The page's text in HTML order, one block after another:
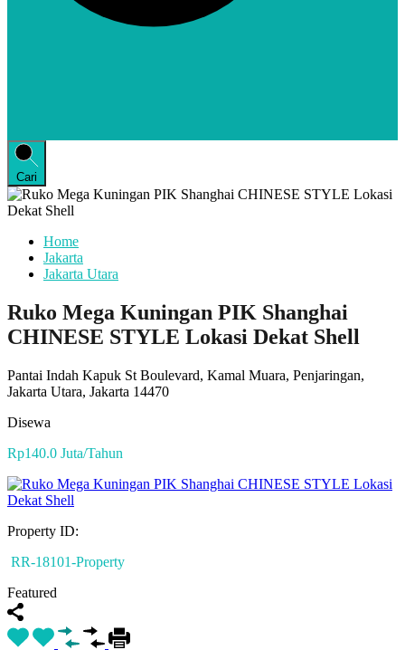
Cari
Home
Jakarta
Jakarta Utara
Ruko Mega Kuningan PIK Shanghai
CHINESE STYLE Lokasi Dekat Shell
Pantai Indah Kapuk St Boulevard, Kamal Muara, Penjaringan,
Jakarta Utara, Jakarta 14470
Disewa
Rp140.0 Juta/Tahun
Property ID:
RR-18101-Property
Featured